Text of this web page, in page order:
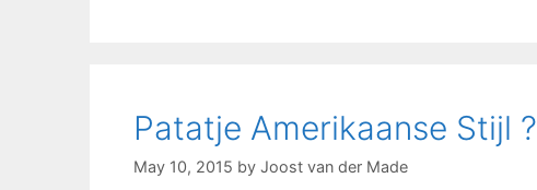
Patatje Amerikaanse Stijl ?
May 10, 2015 by Joost van der Made